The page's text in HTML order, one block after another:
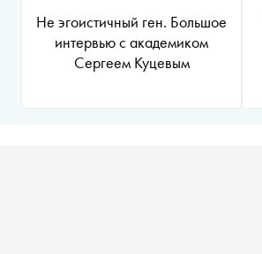
Не эгоистичный ген. Большое
интервью с академиком
Сергеем Куцевым